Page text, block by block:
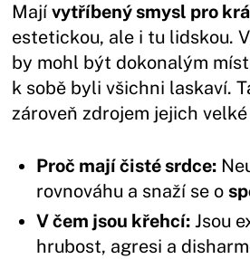
Majívytříbený smysl pro
estetickou, ale i tu lidskou.
by mohl být dokonalým
k sobě byli všichni laskaví.
zároveň zdrojem jejich
Proč mají čisté srdce:
rovnováhu a snaží se o
V čem jsou křehcí: Jsou
hrubost, agresi a